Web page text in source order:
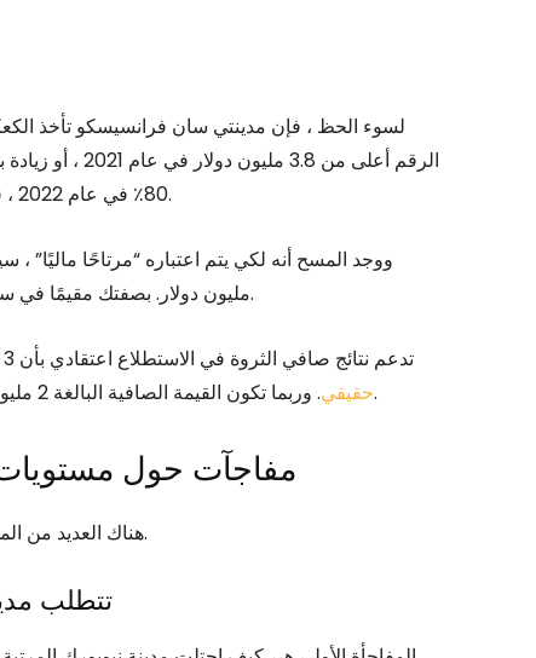
80٪ في عام 2022 ، فإن صافي الثروة هو بالتأكيد أقل بالنسبة لسان فرانسيسكو اليوم.
مليون دولار. بصفتك مقيمًا في.
تدعم نتائج صافي الثروة في الاستطلاع اعتقادي بأن 3 ملايين دولار هي المليون دولار الجديدة التي سيتم اعتبارها
حقيقي. وربما تكون القيمة الصافية البالغة 2 مليون دولار هي أدنى عتبة يمكن اعتبارها غنية أو غنية في أمريكا اليوم.
مفاجآت حول
هناك العديد من المفاجآت حول عتبات الحد الأدنى لصافي الثروة حسب المدينة أعلاه.
1) تتطلب